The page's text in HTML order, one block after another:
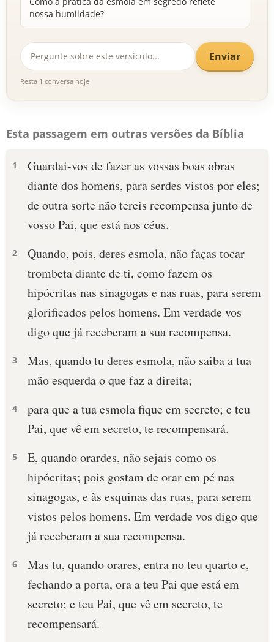
nossa humildade?
Enviar
Resta 1 conversa hoje
Esta passagem em outras versões da Bíblia
1
Guardai-vos de fazer as vossas boas obras
diante dos homens, para serdes vistos por eles;
de outra sorte não tereis recompensa junto de
vosso Pai, que está nos céus.
2
Quando, pois, deres esmola, não faças tocar
trombeta diante de ti, como fazem os
hipócritas nas sinagogas e nas ruas, para serem
glorificados pelos homens. Em verdade vos
digo que já receberam a sua recompensa.
3
Mas, quando tu deres esmola, não saiba a tua
mão esquerda o que faz a direita;
4
para que a tua esmola fique em secreto; e teu
Pai, que vê em secreto, te recompensará.
5
E, quando orardes, não sejais como os
hipócritas; pois gostam de orar em pé nas
sinagogas, e às esquinas das ruas, para serem
vistos pelos homens. Em verdade vos digo que
já receberam a sua recompensa.
6
Mas tu, quando orares, entra no teu quarto e,
fechando a porta, ora a teu Pai que está em
secreto; e teu Pai, que vê em secreto, te
recompensará.